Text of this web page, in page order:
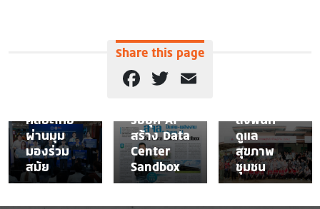
Share this page
Facebook
Twitter
ศิลปะไทย
ผ่านมุม
มองร่วม
สมัย
เปิดแผน
สจล.ปั้น
คน-
รับยุค AI
สร้าง Data
Center
Sandbox
ลงพื้นที่
ดูแล
สุขภาพ
ชุมชน